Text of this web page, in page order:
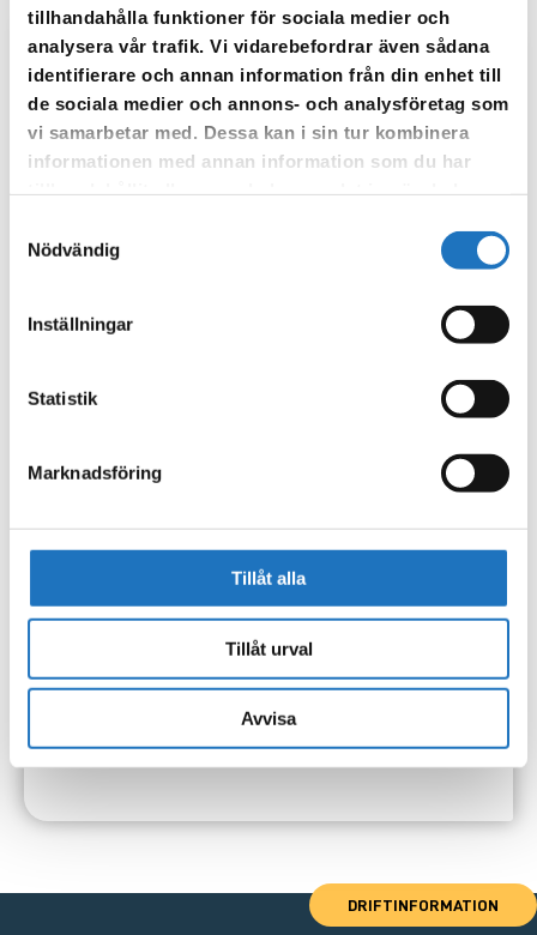
tillhandahålla funktioner för sociala medier och
analysera vår trafik. Vi vidarebefordrar även sådana
identifierare och annan information från din enhet till
de sociala medier och annons- och analysföretag som
vi samarbetar med. Dessa kan i sin tur kombinera
informationen med annan information som du har
Nödvändig
Inställningar
Statistik
Marknadsföring
Tillåt alla
Tillåt urval
Avvisa
Anmäl dig till vår sms-tjänst.
Vår sms-tjänst använder vi enbart för att kunna informera dig
om driftstörningar och andra händelser som kan påverka dig
som fastighetsägare.
DRIFTINFORMATION